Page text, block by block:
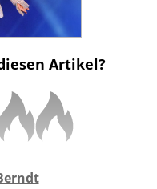
Artikel?